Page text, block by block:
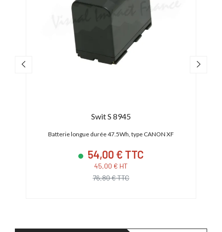
Swit S 8945
Batterie longue durée 47.5Wh, type CANON XF
54,00 € TTC
45,00 € HT
76,80 € TTC